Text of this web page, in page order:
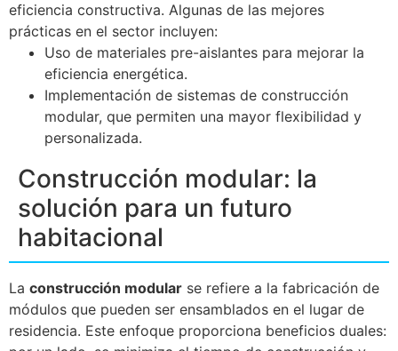
eficiencia constructiva. Algunas de las mejores
prácticas en el sector incluyen:
Uso de materiales pre-aislantes para mejorar la
eficiencia energética.
Implementación de sistemas de construcción
modular, que permiten una mayor flexibilidad y
personalizada.
Construcción modular: la
solución para un futuro
habitacional
La construcción modular se refiere a la fabricación de
módulos que pueden ser ensamblados en el lugar de
residencia. Este enfoque proporciona beneficios duales: